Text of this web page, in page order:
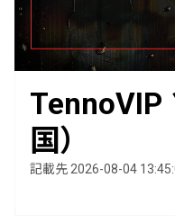
TennoVIP
国）
記載先 2026-08-04